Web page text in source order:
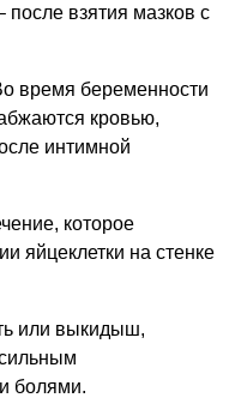
после взятия мазков с
время беременности
кровью,
интимной
которое
яйцеклетки на стенке
или выкидыш,
болями.